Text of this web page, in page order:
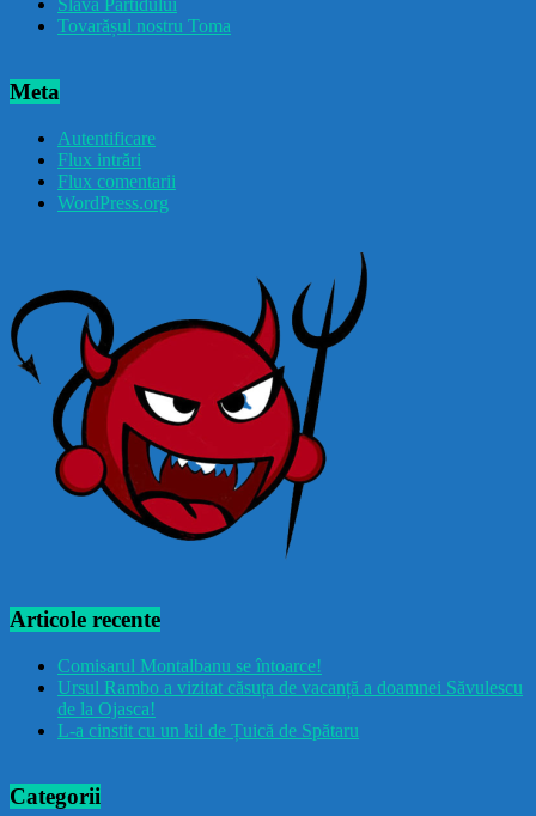
Slavă Partidului
Tovarășul nostru Toma
Meta
Autentificare
Flux intrări
Flux comentarii
WordPress.org
Articole recente
Comisarul Montalbanu se întoarce!
Ursul Rambo a vizitat căsuța de vacanță a doamnei Săvulescu
de la Ojasca!
L-a cinstit cu un kil de Țuică de Spătaru
Categorii